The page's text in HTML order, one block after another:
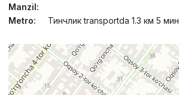
Manzil:
Metro:
Тинчлик transportda 1.3 км 5 мин